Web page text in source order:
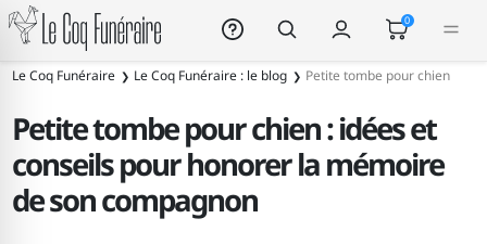
Le Coq Funéraire 0
Le Coq Funéraire Le Coq Funéraire : le blog Petite tombe pour chien
Petite tombe pour chien : idées et
conseils pour honorer la mémoire
de son compagnon